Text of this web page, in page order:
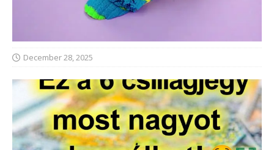
December 28, 2025